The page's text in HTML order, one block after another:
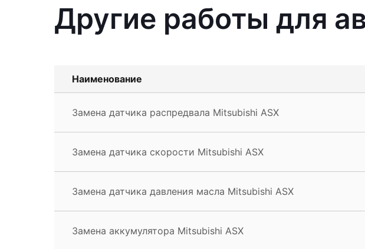
Другие работы для
Наименование
Замена датчика распредвала Mitsubishi ASX
Замена датчика скорости Mitsubishi ASX
Замена датчика давления масла Mitsubishi ASX
Замена аккумулятора Mitsubishi ASX